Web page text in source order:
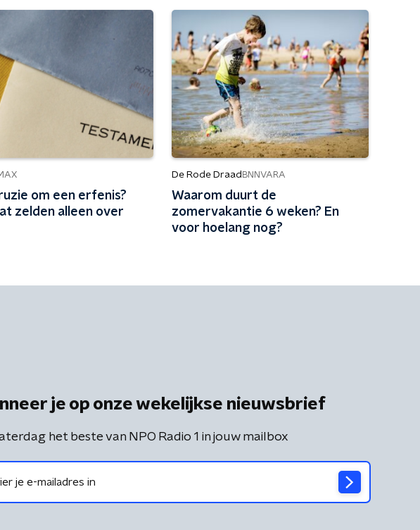
om een erfenis?
zelden alleen over
De Rode Draad BNNVARA
Waarom duurt de
zomervakantie 6 weken? En
voor hoelang nog?
je op onze wekelijkse nieuwsbrief
het beste van NPO Radio 1 in jouw mailbox